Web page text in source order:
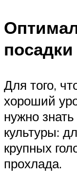
посадки
Для того,
хороший
нужно
культуры:
крупных
прохлада.